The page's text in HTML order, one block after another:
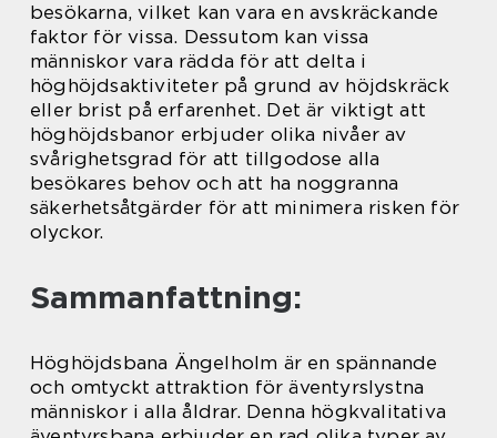
besökarna, vilket kan vara en avskräckande
faktor för vissa. Dessutom kan vissa
människor vara rädda för att delta i
höghöjdsaktiviteter på grund av höjdskräck
eller brist på erfarenhet. Det är viktigt att
höghöjdsbanor erbjuder olika nivåer av
svårighetsgrad för att tillgodose alla
besökares behov och att ha noggranna
säkerhetsåtgärder för att minimera risken för
olyckor.
Sammanfattning:
Höghöjdsbana Ängelholm är en spännande
och omtyckt attraktion för äventyrslystna
människor i alla åldrar. Denna högkvalitativa